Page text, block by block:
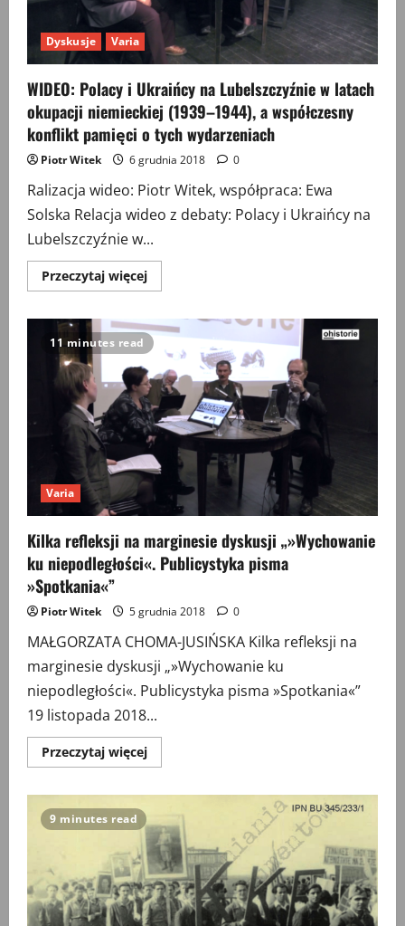
Dyskusje Varia
WIDEO: Polacy i Ukraińcy na Lubelszczyźnie w latach
okupacji niemieckiej (1939–1944), a współczesny
konflikt pamięci o tych wydarzeniach
Piotr Witek 6 grudnia 2018 0
Ralizacja wideo: Piotr Witek, współpraca: Ewa
Solska Relacja wideo z debaty: Polacy i Ukraińcy na
Lubelszczyźnie w...
Przeczytaj więcejPrzeczytaj
więcej
Polacy
i
Ukraińcy
Lubelszczyźnie
w
latach
okupacji
niemieckiej
(1939–
1944),
a
współczesny
konflikt
pamięci
o
wydarzeniach
11 minutes read
Varia
Kilka refleksji na marginesie dyskusji „»Wychowanie
ku niepodległości«. Publicystyka pisma
»Spotkania«”
Piotr Witek 5 grudnia 2018 0
MAŁGORZATA CHOMA-JUSIŃSKA Kilka refleksji na
marginesie dyskusji „»Wychowanie ku
niepodległości«. Publicystyka pisma »Spotkania«”
19 listopada 2018...
Przeczytaj więcejPrzeczytaj
więcej
marginesie
dyskusji
„»Wychowanie
ku
niepodległości«.
Publicystyka
pisma
»Spotkania«”
9 minutes read